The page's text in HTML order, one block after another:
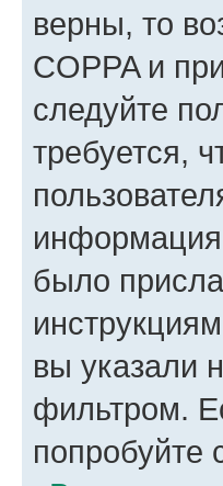
верны, то
COPPA и
следуйте
требуется,
информация
было
вы указали
фильтром.
попробуйте